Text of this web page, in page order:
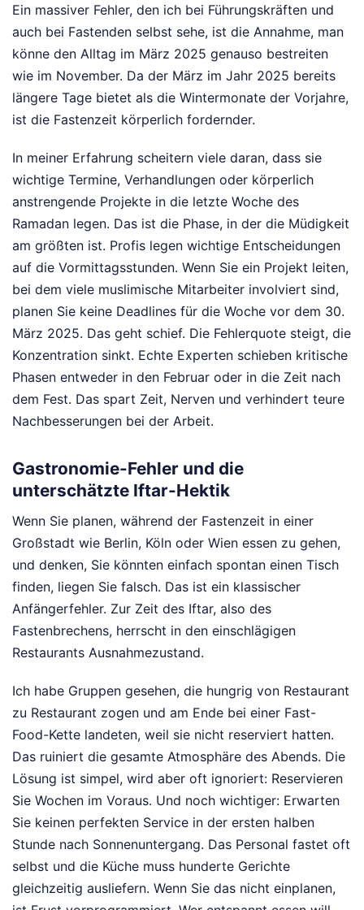
Ein massiver Fehler, den ich bei Führungskräften und
auch bei Fastenden selbst sehe, ist die Annahme, man
könne den Alltag im März 2025 genauso bestreiten
wie im November. Da der März im Jahr 2025 bereits
längere Tage bietet als die Wintermonate der Vorjahre,
ist die Fastenzeit körperlich fordernder.
In meiner Erfahrung scheitern viele daran, dass sie
wichtige Termine, Verhandlungen oder körperlich
anstrengende Projekte in die letzte Woche des
Ramadan legen. Das ist die Phase, in der die Müdigkeit
am größten ist. Profis legen wichtige Entscheidungen
auf die Vormittagsstunden. Wenn Sie ein Projekt leiten,
bei dem viele muslimische Mitarbeiter involviert sind,
planen Sie keine Deadlines für die Woche vor dem 30.
März 2025. Das geht schief. Die Fehlerquote steigt, die
Konzentration sinkt. Echte Experten schieben kritische
Phasen entweder in den Februar oder in die Zeit nach
dem Fest. Das spart Zeit, Nerven und verhindert teure
Nachbesserungen bei der Arbeit.
Gastronomie-Fehler und die
unterschätzte Iftar-Hektik
Wenn Sie planen, während der Fastenzeit in einer
Großstadt wie Berlin, Köln oder Wien essen zu gehen,
und denken, Sie könnten einfach spontan einen Tisch
finden, liegen Sie falsch. Das ist ein klassischer
Anfängerfehler. Zur Zeit des Iftar, also des
Fastenbrechens, herrscht in den einschlägigen
Restaurants Ausnahmezustand.
Ich habe Gruppen gesehen, die hungrig von Restaurant
zu Restaurant zogen und am Ende bei einer Fast-
Food-Kette landeten, weil sie nicht reserviert hatten.
Das ruiniert die gesamte Atmosphäre des Abends. Die
Lösung ist simpel, wird aber oft ignoriert: Reservieren
Sie Wochen im Voraus. Und noch wichtiger: Erwarten
Sie keinen perfekten Service in der ersten halben
Stunde nach Sonnenuntergang. Das Personal fastet oft
selbst und die Küche muss hunderte Gerichte
gleichzeitig ausliefern. Wenn Sie das nicht einplanen,